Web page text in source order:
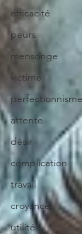
efficacité
peurs
mensonge
victime
perfectionnisme
attente
désir
complication
travail
croyance
utilité